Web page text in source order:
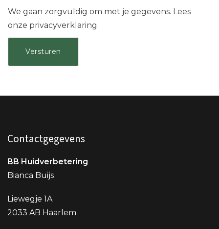
We gaan zorgvuldig om met je gegevens. Lees
onze privacyverklaring.
Contactgegevens
BB Huidverbetering
Bianca Buijs
Liewegje 1A
2033 AB Haarlem